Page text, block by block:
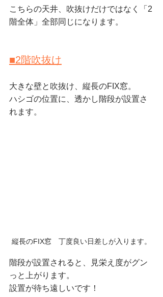
こちらの天井、吹抜けだけではなく「2
階全体」全部同じになります。
■2階吹抜け
大きな壁と吹抜け、縦長のFIX窓。
ハシゴの位置に、透かし階段が設置さ
れます。
縦長のFIX窓　丁度良い日差しが入ります。
階段が設置されると、見栄え度がグン
っと上がります。
設置が待ち遠しいです！